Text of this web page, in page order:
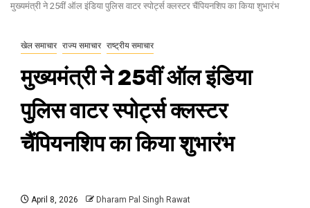
मुख्यमंत्री ने 25वीं ऑल इंडिया पुलिस वाटर स्पोर्ट्स क्लस्टर चैंपियनशिप का किया शुभारंभ
खेल समाचार राज्य समाचार राष्ट्रीय समाचार
मुख्यमंत्री ने 25वीं ऑल इंडिया
पुलिस वाटर स्पोर्ट्स क्लस्टर
चैंपियनशिप का किया शुभारंभ
April 8, 2026 Dharam Pal Singh Rawat